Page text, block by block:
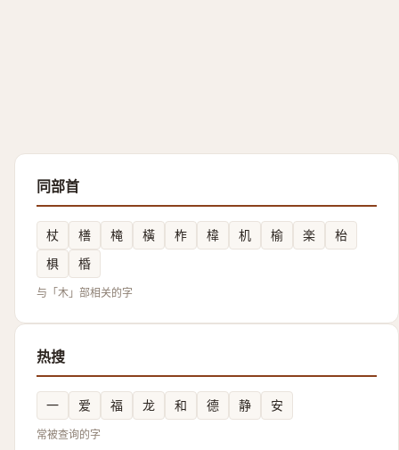
同部首
杖 橏 槞 橫 柞 椲 机 榆 楽
枱
椇
棔
与「木」部相关的字
热搜
一 爱 福 龙 和 德 静 安
常被查询的字